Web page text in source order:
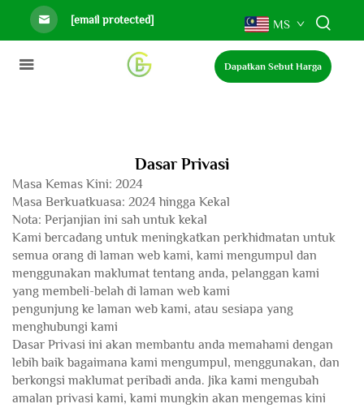
[email protected] MS
Dapatkan Sebut Harga
Dasar Privasi
Masa Kemas Kini: 2024
Masa Berkuatkuasa: 2024 hingga Kekal
Nota: Perjanjian ini sah untuk kekal
Kami bercadang untuk meningkatkan perkhidmatan untuk
semua orang di laman web kami, kami mengumpul dan
menggunakan maklumat tentang anda, pelanggan kami
yang membeli-belah di laman web kami
pengunjung ke laman web kami, atau sesiapa yang
menghubungi kami
Dasar Privasi ini akan membantu anda memahami dengan
lebih baik bagaimana kami mengumpul, menggunakan, dan
berkongsi maklumat peribadi anda. Jika kami mengubah
amalan privasi kami, kami mungkin akan mengemas kini